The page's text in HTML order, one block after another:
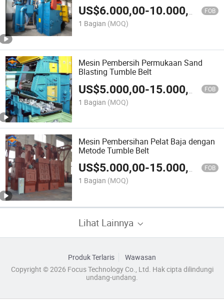
US$6.000,00-10.000,00 FOB
1 Bagian (MOQ)
Mesin Pembersih Permukaan Sand
Blasting Tumble Belt
US$5.000,00-15.000,00 FOB
1 Bagian (MOQ)
Mesin Pembersihan Pelat Baja dengan
Metode Tumble Belt
US$5.000,00-15.000,00 FOB
1 Bagian (MOQ)
Lihat Lainnya
Produk Terlaris
Wawasan
Copyright © 2026 Focus Technology Co., Ltd. Hak cipta dilindungi
undang-undang.